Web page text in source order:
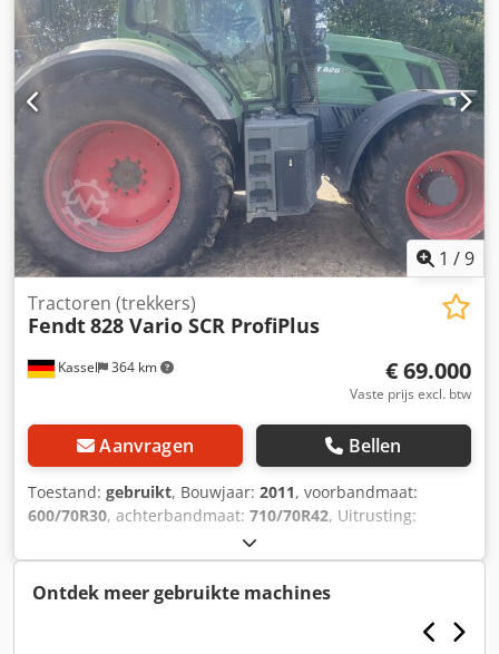
Contour Assistant / agronomie-basis. Dcodpfstt I Nyjx
Acyek
1 /9
Kassel 364 km
Tractoren (trekkers)
Fendt828 Vario SCR ProfiPlus
€ 69.000
Vaste prijs excl. btw
Aanvragen Bellen
Toestand: gebruikt, Bouwjaar: 2011, voorbandmaat:
600/70R30, achterbandmaat: 710/70R42, Uitrusting:
, Bestuurdersstoel actief geveerd met
stoelverwarming, elektrische spiegels, K80 / Djdpfx
Acsuhpcgsysck
Ontdek meer gebruikte machines